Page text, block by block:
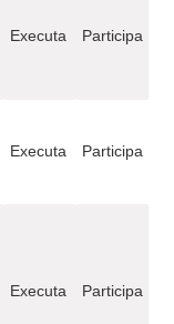
Executa Participa
Executa Participa
Executa Participa